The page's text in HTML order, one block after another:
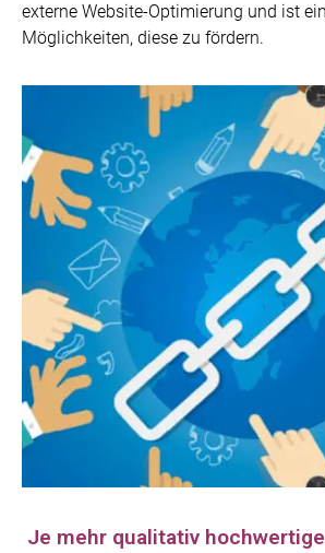
externe Website-Optimierung und ist
Möglichkeiten, diese zu fördern.
Je mehr qualitativ